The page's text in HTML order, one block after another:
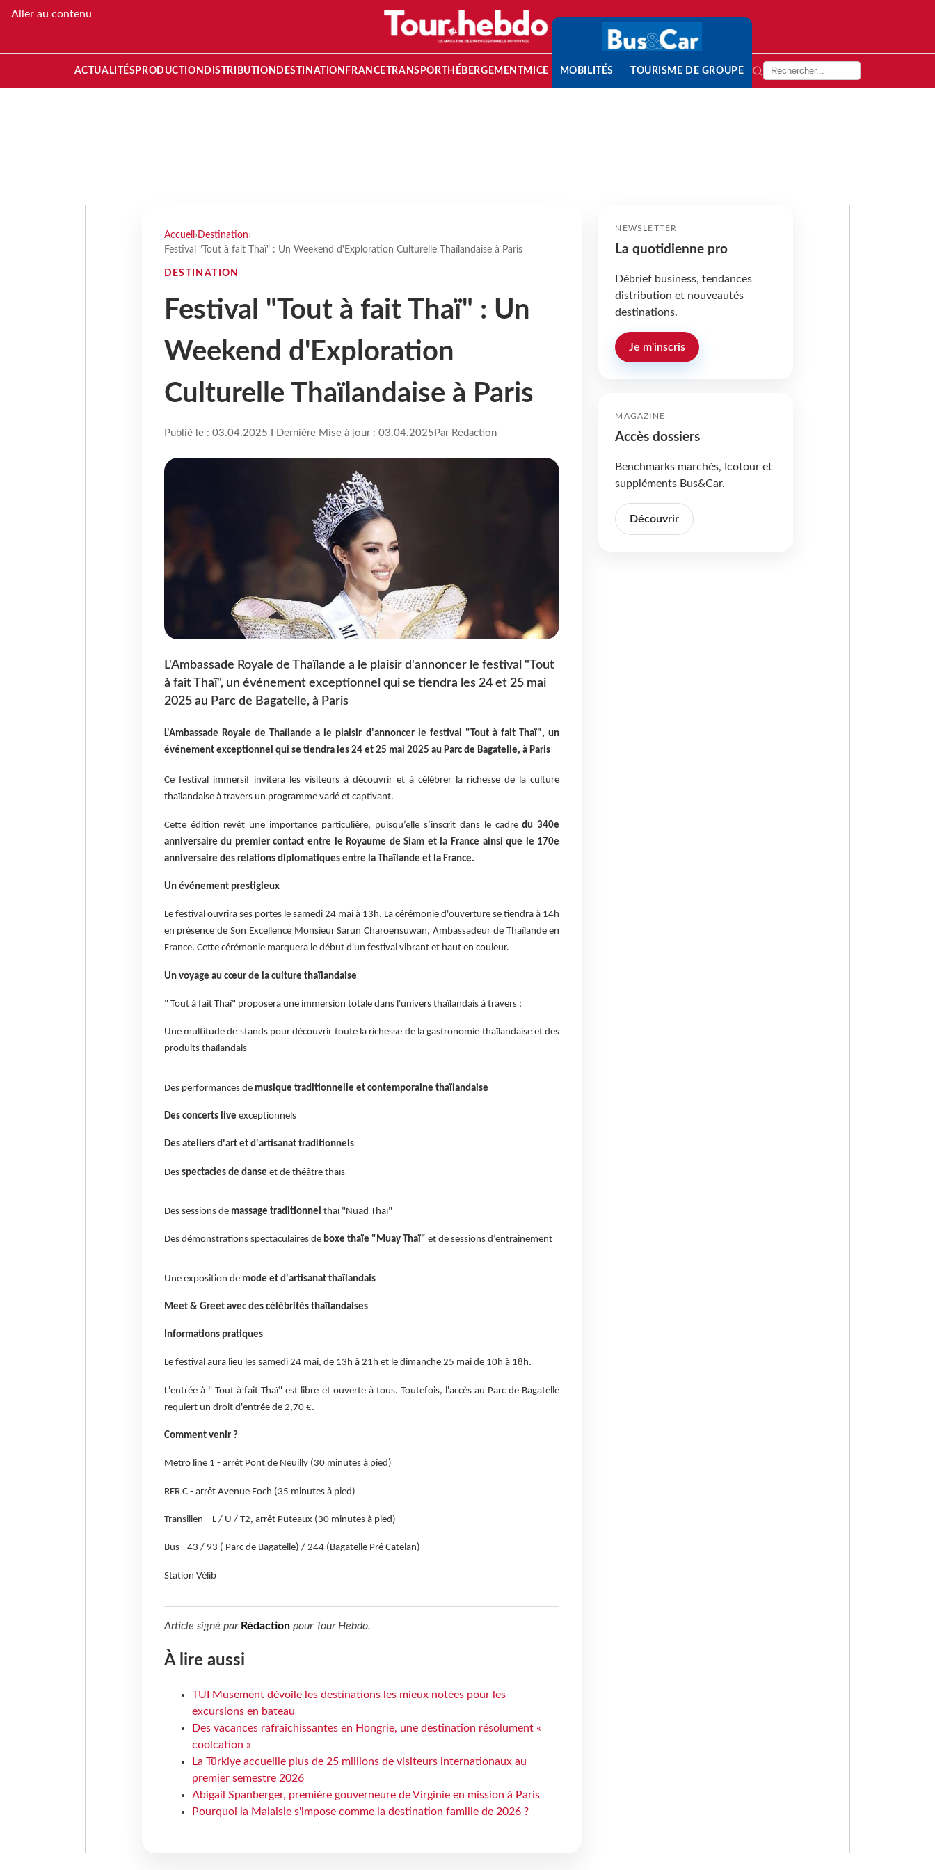
Aller au contenu
ACTUALITÉS PRODUCTION DISTRIBUTION DESTINATION FRANCETRANSPORT HÉBERGEMENTMICE MOBILITÉS TOURISME DE GROUPE
Accueil › Destination›
Festival "Tout à fait Thaï" : Un Weekend d'Exploration Culturelle Thaïlandaise à Paris
DESTINATION
Festival "Tout à fait Thaï" : Un
Weekend d'Exploration
Culturelle Thaïlandaise à Paris
Publié le : 03.04.2025 I Dernière Mise à jour : 03.04.2025 Par Rédaction
L'Ambassade Royale de Thaïlande a le plaisir d'annoncer le festival "Tout
à fait Thaï", un événement exceptionnel qui se tiendra les 24 et 25 mai
2025 au Parc de Bagatelle, à Paris
L'Ambassade Royale de Thaïlande a le plaisir d'annoncer le festival "Tout à fait Thaï", un
événement exceptionnel qui se tiendra les 24 et 25 mai 2025 au Parc de Bagatelle, à Paris
Ce festival immersif invitera les visiteurs à découvrir et à célébrer la richesse de la culture
thaïlandaise à travers un programme varié et captivant.
Cette édition revêt une importance particulière, puisqu’elle s’inscrit dans le cadredu 340e
anniversaire du premier contact entre le Royaume de Siam et la France ainsi que le 170e
anniversaire des relations diplomatiques entre la Thaïlande et la France.
Un événement prestigieux
Le festival ouvrira ses portes le samedi 24 mai à 13h. La cérémonie d'ouverture se tiendra à 14h
en présence de Son Excellence Monsieur Sarun Charoensuwan, Ambassadeur de Thaïlande en
France. Cette cérémonie marquera le début d'un festival vibrant et haut en couleur.
Un voyage au cœur de la culture thaïlandaise
" Tout à fait Thaï" proposera une immersion totale dans l'univers thaïlandais à travers :
Une multitude de stands pour découvrir toute la richesse de la gastronomie thaïlandaise et des
produits thaïlandais
Des performances de musique traditionnelle et contemporaine thaïlandaise
Des concerts live exceptionnels
Des ateliers d'art et d'artisanat traditionnels
Des spectacles de danse et de théâtre thaïs
Des sessions de massage traditionnel thaï "Nuad Thaï"
Des démonstrations spectaculaires de boxe thaïe "Muay Thaï" et de sessions d’entrainement
Une exposition de mode et d'artisanat thaïlandais
Meet & Greet avec des célébrités thaïlandaises
Informations pratiques
Le festival aura lieu les samedi 24 mai, de 13h à 21h et le dimanche 25 mai de 10h à 18h.
L'entrée à " Tout à fait Thaï" est libre et ouverte à tous. Toutefois, l'accès au Parc de Bagatelle
requiert un droit d'entrée de 2,70 €.
Comment venir ?
Metro line 1 - arrêt Pont de Neuilly (30 minutes à pied)
RER C - arrêt Avenue Foch (35 minutes à pied)
Transilien – L / U / T2, arrêt Puteaux (30 minutes à pied)
Bus - 43 / 93 ( Parc de Bagatelle) / 244 (Bagatelle Pré Catelan)
Station Vélib
Article signé par Rédactionpour Tour Hebdo.
À lire aussi
TUI Musement dévoile les destinations les mieux notées pour les
excursions en bateau
Des vacances rafraîchissantes en Hongrie, une destination résolument «
coolcation »
La Türkiye accueille plus de 25 millions de visiteurs internationaux au
premier semestre 2026
Abigail Spanberger, première gouverneure de Virginie en mission à Paris
Pourquoi la Malaisie s'impose comme la destination famille de 2026 ?
NEWSLETTER
La quotidienne pro
Débrief business, tendances
distribution et nouveautés
destinations.
Je m'inscris
MAGAZINE
Accès dossiers
Benchmarks marchés, Icotour et
suppléments Bus&Car.
Découvrir